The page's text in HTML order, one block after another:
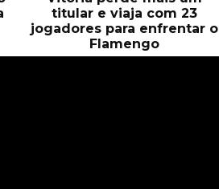
titular e viaja com 23
jogadores para enfrentar o
Flamengo